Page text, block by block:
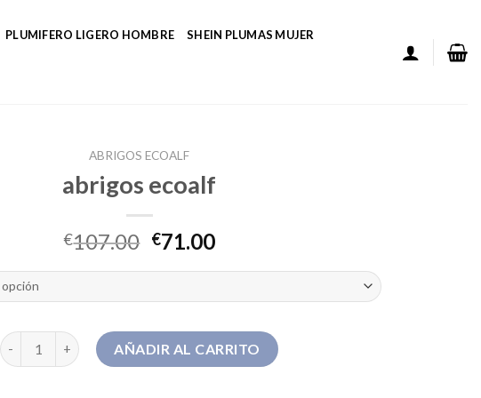
PLUMIFERO LIGERO HOMBRE SHEIN PLUMAS MUJER
ABRIGOS ECOALF
abrigos ecoalf
€107.00 €71.00
abrigos ecoalf cantidadAÑADIR AL CARRITO